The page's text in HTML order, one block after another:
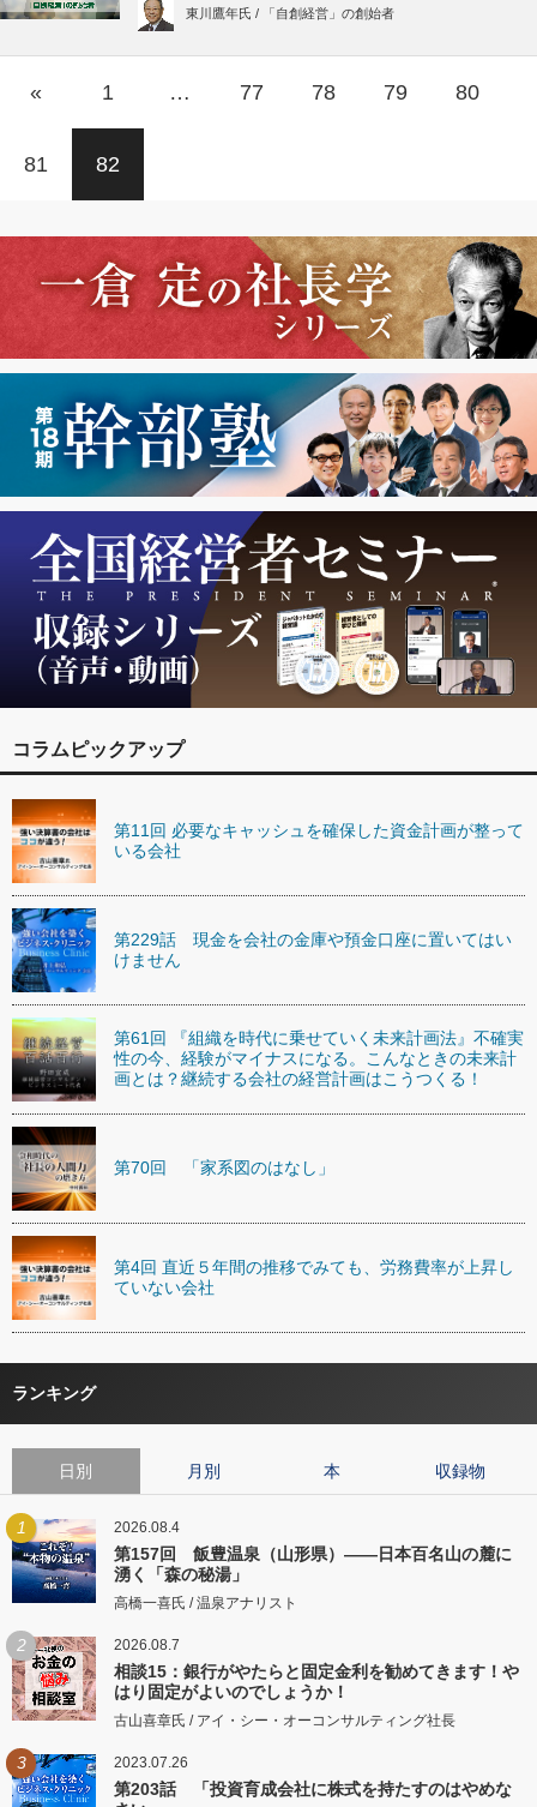
東川鷹年氏 / 「自創経営」の創始者
« 1 … 77 78 79 80
81 82
コラムピックアップ
第11回 必要なキャッシュを確保した資金計画が整って
いる会社
第229話 現金を会社の金庫や預金口座に置いてはい
けません
第61回 『組織を時代に乗せていく未来計画法』不確実
性の今、経験がマイナスになる。こんなときの未来計
画とは？継続する会社の経営計画はこうつくる！
第70回 「家系図のはなし」
第4回 直近５年間の推移でみても、労務費率が上昇し
ていない会社
ランキング
日別 月別 本 収録物
1 2026.08.4
第157回 飯豊温泉（山形県）――日本百名山の麓に
湧く「森の秘湯」
高橋一喜氏 / 温泉アナリスト
2 2026.08.7
相談15：銀行がやたらと固定金利を勧めてきます！や
はり固定がよいのでしょうか！
古山喜章氏 / アイ・シー・オーコンサルティング社長
3 2023.07.26
第203話 「投資育成会社に株式を持たすのはやめな